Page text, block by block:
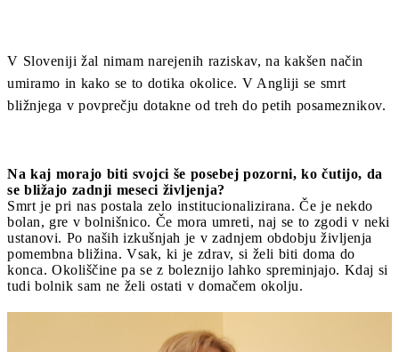
V Sloveniji žal nimam narejenih raziskav, na kakšen način
umiramo in kako se to dotika okolice. V Angliji se smrt
bližnjega v povprečju dotakne od treh do petih posameznikov.
Na kaj morajo biti svojci še posebej pozorni, ko čutijo, da
se bližajo zadnji meseci življenja?
Smrt je pri nas postala zelo institucionalizirana. Če je nekdo
bolan, gre v bolnišnico. Če mora umreti, naj se to zgodi v neki
ustanovi. Po naših izkušnjah je v zadnjem obdobju življenja
pomembna bližina. Vsak, ki je zdrav, si želi biti doma do
konca. Okoliščine pa se z boleznijo lahko spreminjajo. Kdaj si
tudi bolnik sam ne želi ostati v domačem okolju.